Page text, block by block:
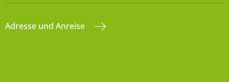
Adresse und Anreise